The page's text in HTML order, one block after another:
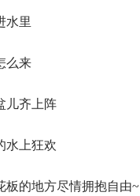
水里
么来
儿齐上阵
水上狂欢
板的地方尽情拥抱自由~